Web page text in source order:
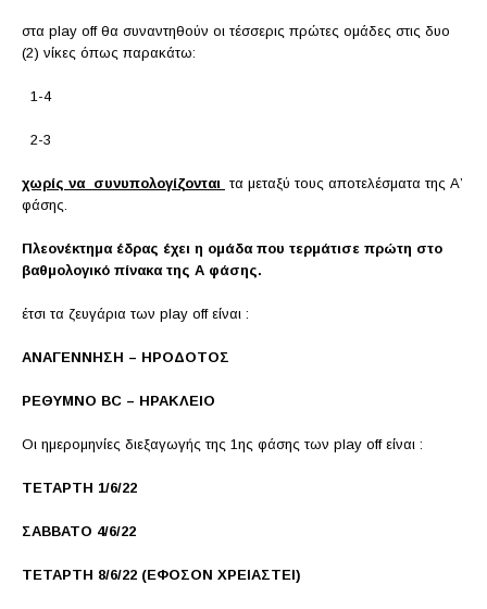
στα play off θα συναντηθούν οι τέσσερις πρώτες ομάδες στις δυο
(2) νίκες όπως παρακάτω:
1-4
2-3
χωρίς να συνυπολογίζονται τα μεταξύ τους αποτελέσματα της Α’
φάσης.
Πλεονέκτημα έδρας έχει η ομάδα που τερμάτισε πρώτη στο
βαθμολογικό πίνακα της Α φάσης.
έτσι τα ζευγάρια των play off είναι :
ΑΝΑΓΕΝΝΗΣΗ – ΗΡΟΔΟΤΟΣ
ΡΕΘΥΜΝΟ ΒC – ΗΡΑΚΛΕΙΟ
Οι ημερομηνίες διεξαγωγής της 1ης φάσης των play off είναι :
ΤΕΤΑΡΤΗ 1/6/22
ΣΑΒΒΑΤΟ 4/6/22
ΤΕΤΑΡΤΗ 8/6/22 (ΕΦΟΣΟΝ ΧΡΕΙΑΣΤΕΙ)